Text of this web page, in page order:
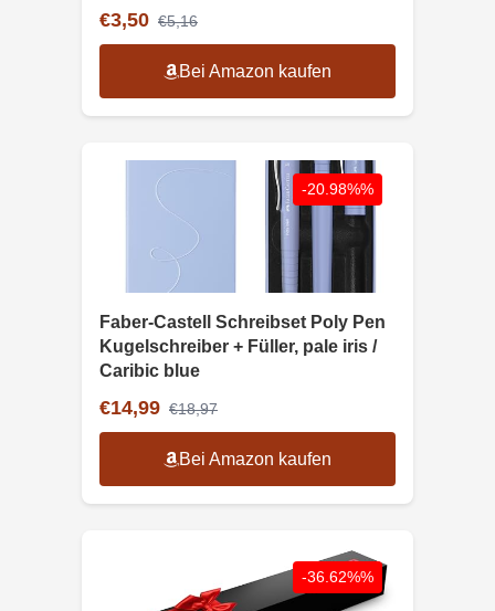
€3,50 €5,16
Bei Amazon kaufen
-20.98%%
Faber-Castell Schreibset Poly Pen
Kugelschreiber + Füller, pale iris /
Caribic blue
€14,99 €18,97
Bei Amazon kaufen
-36.62%%